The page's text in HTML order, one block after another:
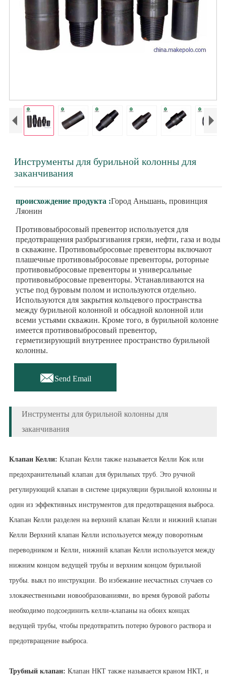
Инструменты для бурильной колонны для
заканчивания
происхождение продукта :Город Аньшань, провинция
Ляонин
Противовыбросовый превентор используется для
предотвращения разбрызгивания грязи, нефти, газа и воды
в скважине. Противовыбросовые превенторы включают
плашечные противовыбросовые превенторы, роторные
противовыбросовые превенторы и универсальные
противовыбросовые превенторы. Устанавливаются на
устье под буровым полом и используются отдельно.
Используются для закрытия кольцевого пространства
между бурильной колонной и обсадной колонной или
всеми устьями скважин. Кроме того, в бурильной колонне
имеется противовыбросовый превентор,
герметизирующий внутреннее пространство бурильной
колонны.
Send Email
Инструменты для бурильной колонны для
заканчивания
Клапан Келли: Клапан Келли также называется Келли Кок или
предохранительный клапан для бурильных труб. Это ручной
регулирующий клапан в системе циркуляции бурильной колонны и
один из эффективных инструментов для предотвращения выброса.
Клапан Келли разделен на верхний клапан Келли и нижний клапан
Келли Верхний клапан Келли используется между поворотным
переводником и Келли, нижний клапан Келли используется между
нижним концом ведущей трубы и верхним концом бурильной
трубы. выкл по инструкции. Во избежание несчастных случаев со
злокачественными новообразованиями, во время буровой работы
необходимо подсоединить келли-клапаны на обоих концах
ведущей трубы, чтобы предотвратить потерю бурового раствора и
предотвращение выброса.
Трубный клапан: Клапан НКТ также называется краном НКТ, и